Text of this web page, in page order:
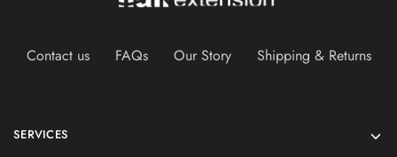
Contact us FAQs Our Story Shipping & Returns
SERVICES